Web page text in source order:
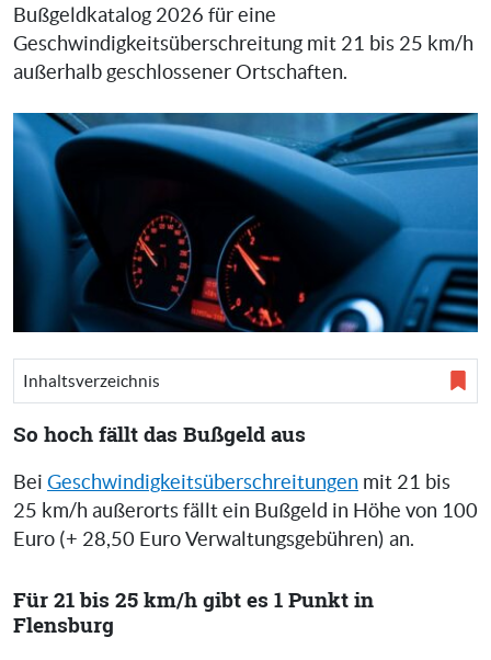
Bußgeldkatalog 2026 für eine
Geschwindigkeitsüberschreitung mit 21 bis 25 km/h
außerhalb geschlossener Ortschaften.
Inhaltsverzeichnis
So hoch fällt das Bußgeld aus
Bei Geschwindigkeitsüberschreitungen mit 21 bis
25 km/h außerorts fällt ein Bußgeld in Höhe von 100
Euro (+ 28,50 Euro Verwaltungsgebühren) an.
Für 21 bis 25 km/h gibt es 1 Punkt in
Flensburg